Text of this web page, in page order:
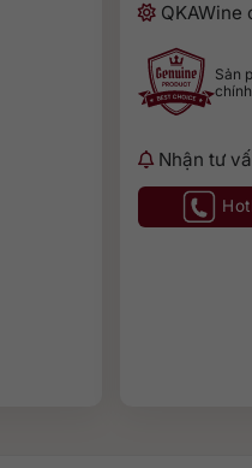
QKAWine
Sản
Nhận tư